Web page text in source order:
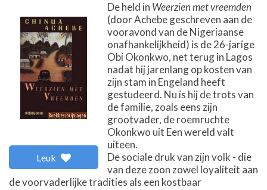
Leuk
De held in Weerzien met vreemden
(door Achebe geschreven aan de
vooravond van de Nigeriaanse
onafhankelijkheid) is de 26-jarige
Obi Okonkwo, net terug in Lagos
nadat hij jarenlang op kosten van
zijn stam in Engeland heeft
gestudeerd. Nu is hij de trots van
de familie, zoals eens zijn
grootvader, de roemruchte
Okonkwo uit Een wereld valt
uiteen.
De sociale druk van zijn volk - die
van deze zoon zowel loyaliteit aan
de voorvaderlijke tradities als een kostbaar